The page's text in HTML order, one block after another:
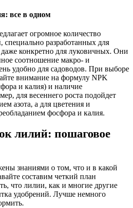
все в одном
огромное количество
разработанных для
конкретно для луковичных. Они
соотношение макро- и
удобно для садоводов. При выборе
внимание на формулу NPK
и калия) и наличие
для весеннего роста подойдет
азота, а для цветения и
фосфора и калия.
лилий: пошаговое
знаниями о том, что и в какой
составим четкий план
что лилии, как и многие другие
удобрений. Лучше немного